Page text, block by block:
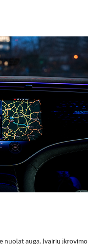
nuolat auga. Įvairių įkrovimo